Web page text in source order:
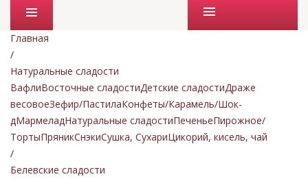
Промо товары
Главная
/
Натуральные сладости
ВафлиВосточные сладостиДетские сладостиДраже
весовоеЗефир/ПастилаКонфеты/Карамель/Шок-
дМармеладНатуральные сладостиПеченьеПирожное/
ТортыПряникСнэкиСушка, СухариЦикорий, кисель, чай
/
Белевские сладости